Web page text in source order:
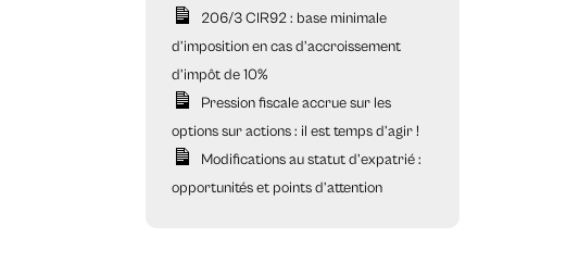
206/3 CIR92 : base minimale
d’imposition en cas d’accroissement
d’impôt de 10%
Pression fiscale accrue sur les
options sur actions : il est temps d’agir !
Modifications au statut d’expatrié :
opportunités et points d’attention